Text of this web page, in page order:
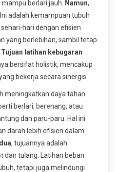
berlari jauh.
Namun,
adalah kemampuan tubuh
hari dengan efisien
yang berlebihan, sambil tetap
Tujuan latihan kebugaran
bersifat holistik, mencakup
bekerja secara sinergis.
meningkatkan daya tahan
berlari, berenang, atau
dan paru-paru. Hal ini
darah lebih efisien dalam
, tujuannya adalah
dan tulang. Latihan beban
tetapi juga melindungi